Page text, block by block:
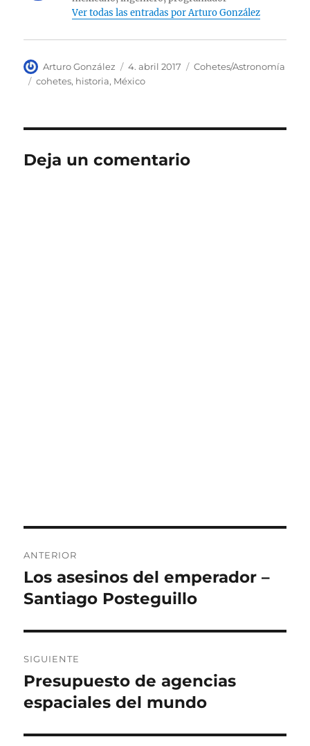
Ver todas las entradas por Arturo González
Autor
Arturo González
Publicado
el
4. abril 2017 Categorías
Cohetes/Astronomía
Etiquetas
cohetes, historia, México
Deja un comentario
de
entradas
ANTERIOR
Entrada
anterior:
Los asesinos del emperador –
Santiago Posteguillo
SIGUIENTE
Siguiente
entrada:
Presupuesto de agencias
espaciales del mundo